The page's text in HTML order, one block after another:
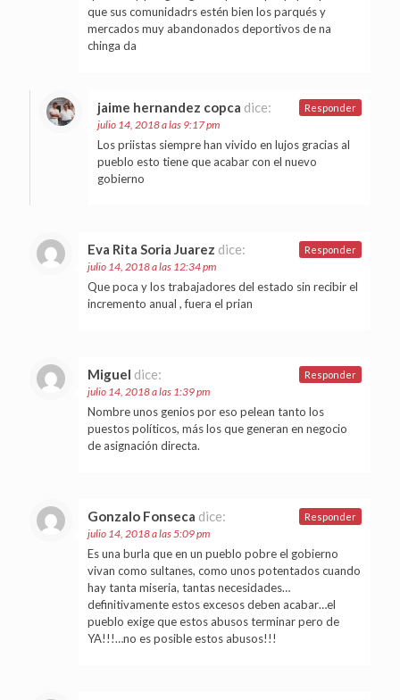
que sus comunidadrs estén bien los parqués y
mercados muy abandonados deportivos de na
chinga da
jaime hernandez copca dice:
julio 14, 2018 a las 9:17 pm
Los priistas siempre han vivido en lujos gracias al
pueblo esto tiene que acabar con el nuevo
gobierno
Responder
Eva Rita Soria Juarez dice:
julio 14, 2018 a las 12:34 pm
Que poca y los trabajadores del estado sin recibir el
incremento anual , fuera el prian
Responder
Miguel dice:
julio 14, 2018 a las 1:39 pm
Nombre unos genios por eso pelean tanto los
puestos políticos, más los que generan en negocio
de asignación directa.
Responder
Gonzalo Fonseca dice:
julio 14, 2018 a las 5:09 pm
Es una burla que en un pueblo pobre el gobierno
vivan como sultanes, como unos potentados cuando
hay tanta miseria, tantas necesidades…
definitivamente estos excesos deben acabar…el
pueblo exige que estos abusos terminar pero de
YA!!!…no es posible estos abusos!!!
Responder